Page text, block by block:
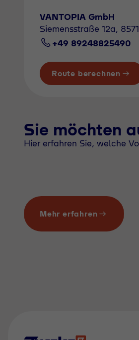
VANTOPIA GmbH
Siemensstraße 12a,
+49 89248825490
Route berechnen
Sie möchten
Hier erfahren Sie, welche
Mehr erfahren